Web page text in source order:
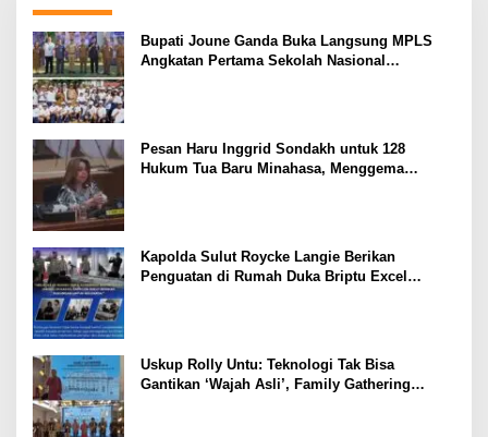
Bupati Joune Ganda Buka Langsung MPLS
Angkatan Pertama Sekolah Nasional
Pesan Haru Inggrid Sondakh untuk 128
Hukum Tua Baru Minahasa, Menggema
Kapolda Sulut Roycke Langie Berikan
Penguatan di Rumah Duka Briptu Excel
Uskup Rolly Untu: Teknologi Tak Bisa
Gantikan ‘Wajah Asli’, Family Gathering